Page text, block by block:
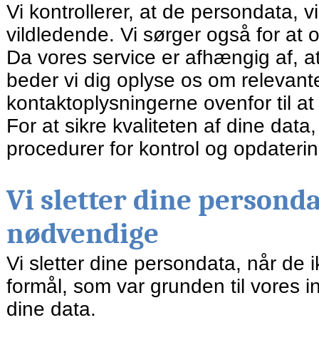
Vi kontrollerer, at de persondata,
vildledende. Vi sørger også for at
Da vores service er afhængig af,
beder vi dig oplyse os om
kontaktoplysningerne ovenfor til
For at sikre kvaliteten af dine
procedurer for kontrol og
Vi sletter dine
nødvendige
Vi sletter dine persondata, når
formål, som var grunden til vores
dine data.